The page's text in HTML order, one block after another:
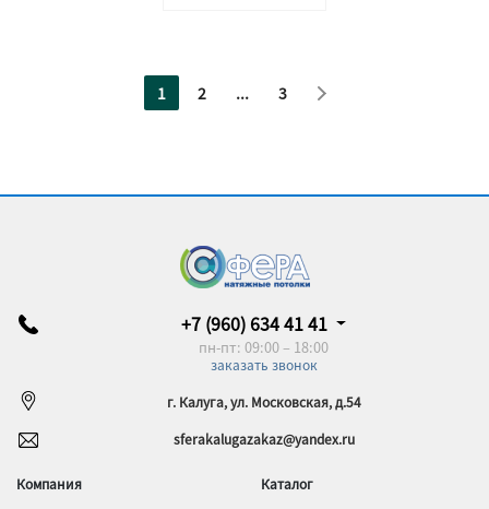
1 2 ... 3
+7 (960) 634 41 41
пн-пт: 09:00 – 18:00
заказать звонок
г. Калуга, ул. Московская, д.54
sferakalugazakaz@yandex.ru
Компания
Каталог